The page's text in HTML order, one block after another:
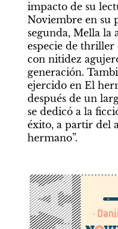
impacto de su
Noviembre en su
segunda, Mella la
especie de thriller
con nitidez
generación.
ejercido en El
después de un
se dedicó a la
éxito, a partir del
hermano”.